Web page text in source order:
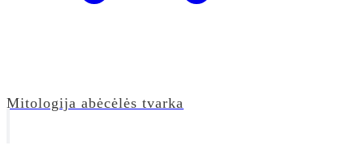
Mitologija abėcėlės tvarka